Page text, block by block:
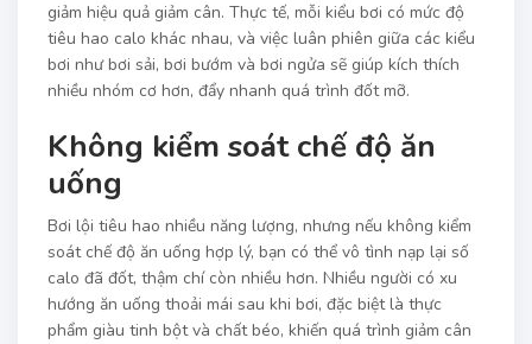
giảm hiệu quả giảm cân. Thực tế, mỗi kiểu bơi có mức độ
tiêu hao calo khác nhau, và việc luân phiên giữa các kiểu
bơi như bơi sải, bơi bướm và bơi ngửa sẽ giúp kích thích
nhiều nhóm cơ hơn, đẩy nhanh quá trình đốt mỡ.
Không kiểm soát chế độ ăn
uống
Bơi lội tiêu hao nhiều năng lượng, nhưng nếu không kiểm
soát chế độ ăn uống hợp lý, bạn có thể vô tình nạp lại số
calo đã đốt, thậm chí còn nhiều hơn. Nhiều người có xu
hướng ăn uống thoải mái sau khi bơi, đặc biệt là thực
phẩm giàu tinh bột và chất béo, khiến quá trình giảm cân